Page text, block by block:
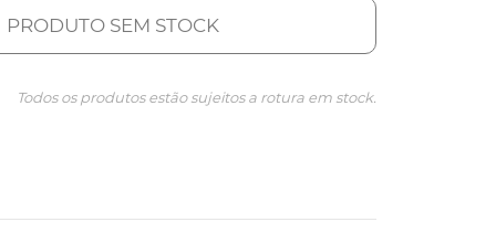
PRODUTO SEM STOCK
Todos os produtos estão sujeitos a rotura em stock.